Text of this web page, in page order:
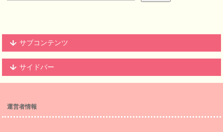
サブコンテンツ
サイドバー
運営者情報